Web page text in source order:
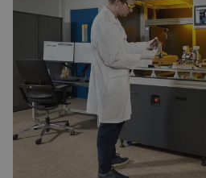
PRESENTATIE DOOR FABIEN BRUNING,
FONONTECH
Geavanceerde chip-packaging met
Printing technologie
. Rapid
snelste en meest accurate 3D
markt. Real-time precisie motion
resulteert in een superflexibel en
Achter deze innovatie schuilt
control die zorgt voor perfecte